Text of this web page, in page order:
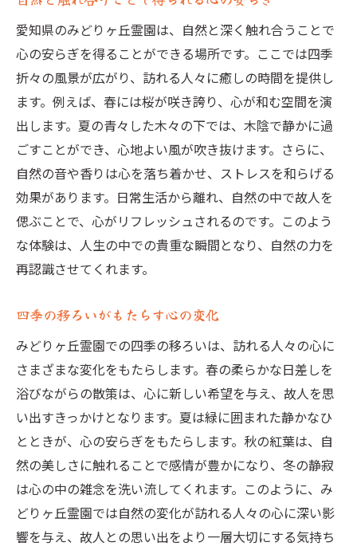
心を落ち着けるための訪問ガイド
愛知県のみどりヶ丘霊園は、自然と深く触れ合うことで
心の安らぎを得ることができる場所です。ここでは四季
折々の風景が広がり、訪れる人々に癒しの時間を提供し
ます。例えば、春には桜が咲き誇り、心が和む空間を演
出します。夏の青々した木々の下では、木陰で静かに過
ごすことができ、心地よい風が吹き抜けます。さらに、
自然の音や香りは心を落ち着かせ、ストレスを和らげる
効果があります。日常生活から離れ、自然の中で故人を
偲ぶことで、心がリフレッシュされるのです。このよう
な体験は、人生の中での貴重な瞬間となり、自然の力を
再認識させてくれます。
四季の移ろいがもたらす心の変化
みどりヶ丘霊園での四季の移ろいは、訪れる人々の心に
さまざまな変化をもたらします。春の柔らかな日差しを
浴びながらの散策は、心に新しい希望を与え、故人を思
い出すきっかけとなります。夏は緑に囲まれた静かなひ
とときが、心の安らぎをもたらします。秋の紅葉は、自
然の美しさに触れることで感情が豊かになり、冬の静寂
は心の中の雑念を洗い流してくれます。このように、み
どりヶ丘霊園では自然の変化が訪れる人々の心に深い影
響を与え、故人との思い出をより一層大切にする気持ち